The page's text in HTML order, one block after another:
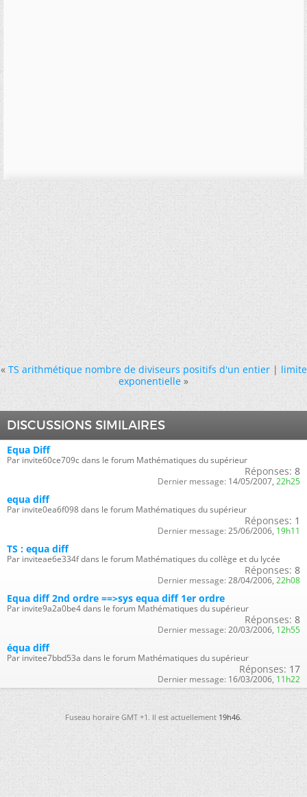
« TS arithmétique nombre de diviseurs positifs d'un entier|limite
exponentielle »
DISCUSSIONS SIMILAIRES
Equa Diff
Par invite60ce709c dans le forum Mathématiques du supérieur
Réponses: 8
Dernier message: 14/05/2007, 22h25
equa diff
Par invite0ea6f098 dans le forum Mathématiques du supérieur
Réponses: 1
Dernier message: 25/06/2006, 19h11
TS : equa diff
Par inviteae6e334f dans le forum Mathématiques du collège et du lycée
Réponses: 8
Dernier message: 28/04/2006, 22h08
Equa diff 2nd ordre ==>sys equa diff 1er ordre
Par invite9a2a0be4 dans le forum Mathématiques du supérieur
Réponses: 8
Dernier message: 20/03/2006, 12h55
équa diff
Par invitee7bbd53a dans le forum Mathématiques du supérieur
Réponses: 17
Dernier message: 16/03/2006, 11h22
Fuseau horaire GMT +1. Il est actuellement19h46.